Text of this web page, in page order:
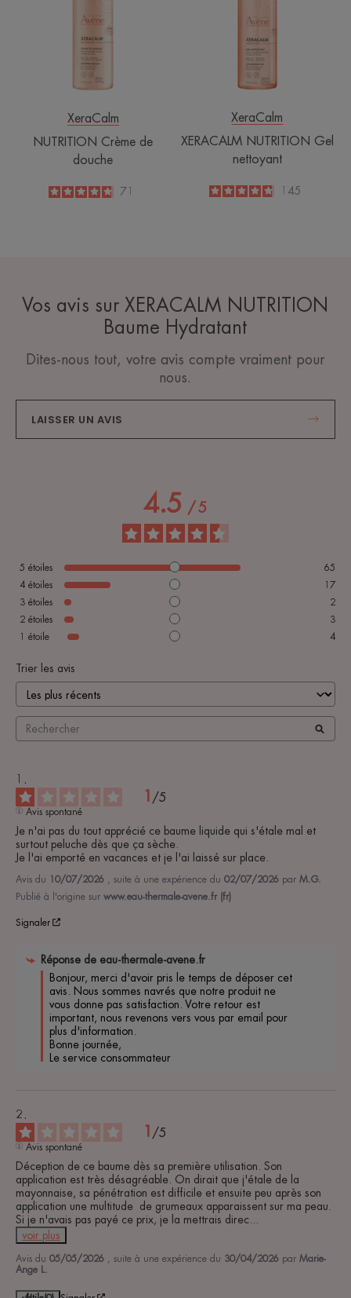
XeraCalm
NUTRITION Crème de
douche
4.8
/
5
71
XeraCalm
XERACALM NUTRITION Gel
nettoyant
4.8
/5145
Vos avis sur XERACALM NUTRITION
Baume Hydratant
Dites-nous tout, votre avis compte vraiment pour
nous.
LAISSER UN AVIS
4.5 / 5
5 étoiles
65
4 étoiles
17
3 étoiles
2
2 étoiles
3
étoile 4
Trier les avis
1 /5
Avis spontané
Je n'ai pas du tout apprécié ce baume liquide qui s'étale mal et
surtout peluche dès que ça sèche.
Je l'ai emporté en vacances et je l'ai laissé sur place.
Avis du 10/07/2026 , suite à une expérience du 02/07/2026 par M.G.
Publié à l'origine sur www.eau-thermale-avene.fr (fr)
Signaler
Réponse de eau-thermale-avene.fr
Bonjour, merci d'avoir pris le temps de déposer cet
avis. Nous sommes navrés que notre produit ne
vous donne pas satisfaction. Votre retour est
important, nous revenons vers vous par email pour
plus d'information.
Bonne journée,
Le service consommateur
1 /5
Avis spontané
Déception de ce baume dès sa première utilisation. Son
application est très désagréable. On dirait que j'étale de la
mayonnaise, sa pénétration est difficile et ensuite peu après son
application une multitude  de grumeaux apparaissent sur ma peau.
Si je n'avais pas payé ce prix, je la mettrais direc
voir plus
Avis du 05/05/2026 , suite à une expérience du 30/04/2026 par Marie-
Ange L.